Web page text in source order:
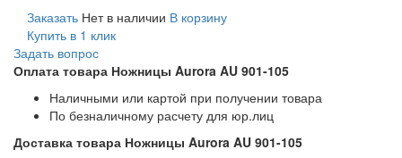
Заказать Нет в наличии В корзину
Купить в 1 клик
Задать вопрос
Оплата товара Ножницы Aurora AU 901-105
Наличными или картой при получении товара
По безналичному расчету для юр.лиц
Доставка товара Ножницы Aurora AU 901-105